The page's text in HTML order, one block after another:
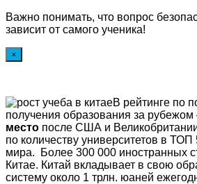
Важно понимать, что вопрос
зависит от самого ученика!
×
В рейтинге по
получения образования за
место после США и
по количеству университетов в
мира. Более 300 000 иностранных
Китае. Китай вкладывает в свою
систему около 1 трлн. юаней